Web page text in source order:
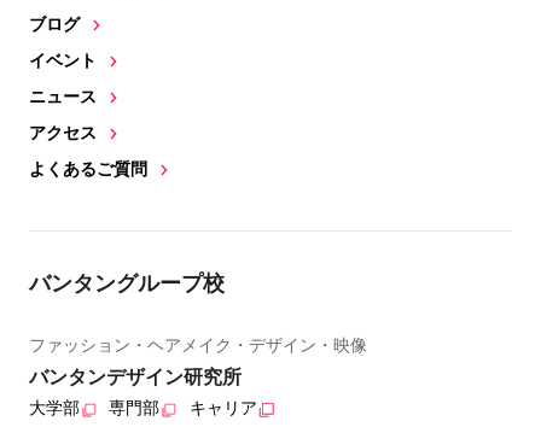
ブログ
イベント
ニュース
アクセス
よくあるご質問
バンタングループ校
ファッション・ヘアメイク・デザイン・映像
バンタンデザイン研究所
大学部 専門部 キャリア